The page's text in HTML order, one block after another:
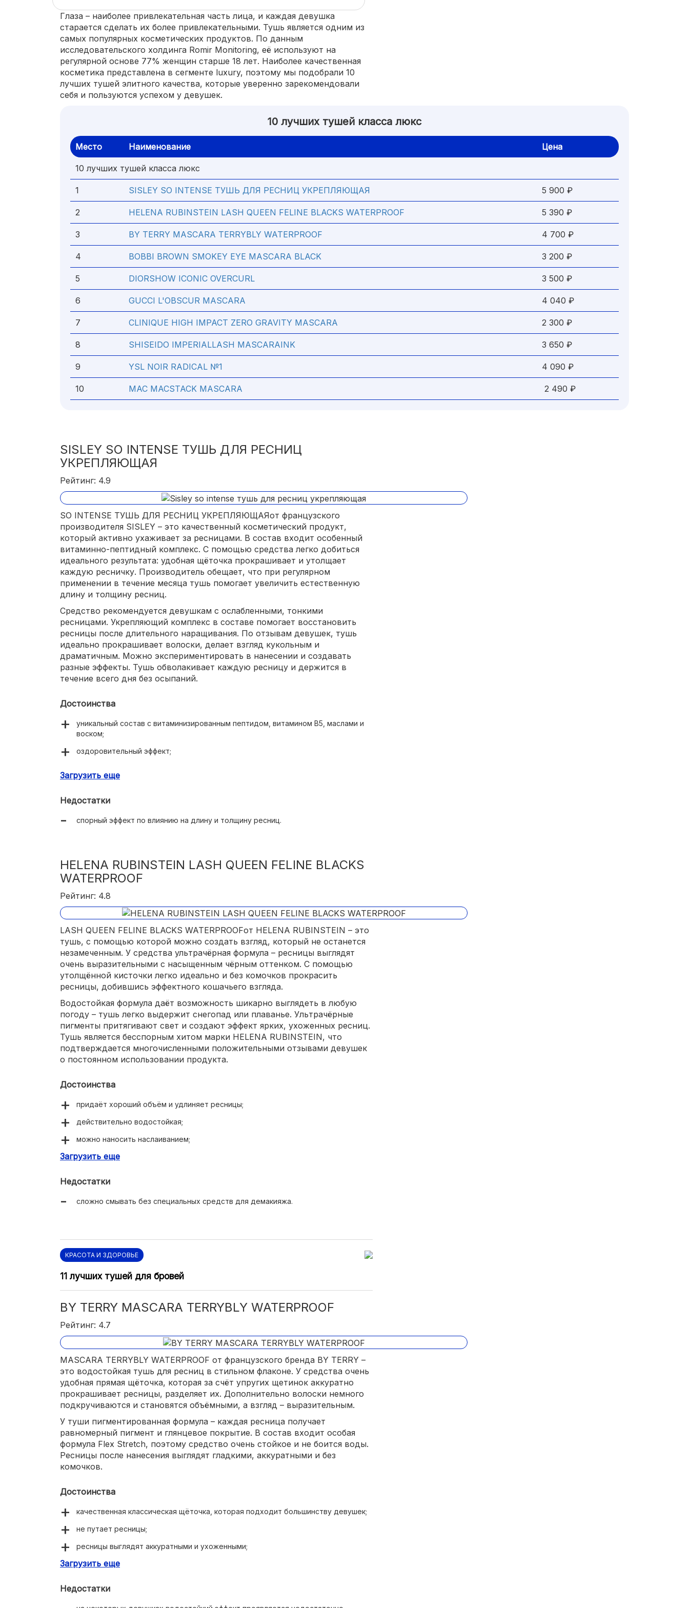
Глаза – наиболее привлекательная часть лица, и каждая девушка
старается сделать их более привлекательными. Тушь является одним из
самых популярных косметических продуктов. По данным
исследовательского холдинга Romir Monitoring, её используют на
регулярной основе 77% женщин старше 18 лет. Наиболее качественная
косметика представлена в сегменте luxury, поэтому мы подобрали 10
лучших тушей элитного качества, которые уверенно зарекомендовали
себя и пользуются успехом у девушек.
10 лучших тушей класса люкс
Место Наименование Цена
10 лучших тушей класса люкс
1 SISLEY SO INTENSE ТУШЬ ДЛЯ РЕСНИЦ УКРЕПЛЯЮЩАЯ 5 900 ₽
2 HELENA RUBINSTEIN LASH QUEEN FELINE BLACKS WATERPROOF 5 390 ₽
3 BY TERRY MASCARA TERRYBLY WATERPROOF 4 700 ₽
4 BOBBI BROWN SMOKEY EYE MASCARA BLACK 3 200 ₽
5 DIORSHOW ICONIC OVERCURL 3 500 ₽
6 GUCCI L'OBSCUR MASCARA 4 040 ₽
7 CLINIQUE HIGH IMPACT ZERO GRAVITY MASCARA 2 300 ₽
8 SHISEIDO IMPERIALLASH MASCARAINK 3 650 ₽
9 YSL NOIR RADICAL №1 4 090 ₽
10 MAC MACSTACK MASCARA 2 490 ₽
SISLEY SO INTENSE ТУШЬ ДЛЯ РЕСНИЦ
УКРЕПЛЯЮЩАЯ
Рейтинг: 4.9
SO INTENSE ТУШЬ ДЛЯ РЕСНИЦ УКРЕПЛЯЮЩАЯот французского
производителя SISLEY – это качественный косметический продукт,
который активно ухаживает за ресницами. В состав входит особенный
витаминно-пептидный комплекс. С помощью средства легко добиться
идеального результата: удобная щёточка прокрашивает и утолщает
каждую ресничку. Производитель обещает, что при регулярном
применении в течение месяца тушь помогает увеличить естественную
длину и толщину ресниц.
Средство рекомендуется девушкам с ослабленными, тонкими
ресницами. Укрепляющий комплекс в составе помогает восстановить
ресницы после длительного наращивания. По отзывам девушек, тушь
идеально прокрашивает волоски, делает взгляд кукольным и
драматичным. Можно экспериментировать в нанесении и создавать
разные эффекты. Тушь обволакивает каждую ресницу и держится в
течение всего дня без осыпаний.
Достоинства
уникальный состав с витаминизированным пептидом, витамином B5, маслами и
воском;
оздоровительный эффект;
Загрузить еще
Недостатки
спорный эффект по влиянию на длину и толщину ресниц.
HELENA RUBINSTEIN LASH QUEEN FELINE BLACKS
WATERPROOF
Рейтинг: 4.8
LASH QUEEN FELINE BLACKS WATERPROOFот HELENA RUBINSTEIN – это
тушь, с помощью которой можно создать взгляд, который не останется
незамеченным. У средства ультрачёрная формула – ресницы выглядят
очень выразительными с насыщенным чёрным оттенком. С помощью
утолщённой кисточки легко идеально и без комочков прокрасить
ресницы, добившись эффектного кошачьего взгляда.
Водостойкая формула даёт возможность шикарно выглядеть в любую
погоду – тушь легко выдержит снегопад или плаванье. Ультрачёрные
пигменты притягивают свет и создают эффект ярких, ухоженных ресниц.
Тушь является бесспорным хитом марки HELENA RUBINSTEIN, что
подтверждается многочисленными положительными отзывами девушек
о постоянном использовании продукта.
Достоинства
придаёт хороший объём и удлиняет ресницы;
действительно водостойкая;
можно наносить наслаиванием;
не осыпается;
Загрузить еще
Недостатки
сложно смывать без специальных средств для демакияжа.
КРАСОТА И ЗДОРОВЬЕ
11 лучших тушей для бровей
BY TERRY MASCARA TERRYBLY WATERPROOF
Рейтинг: 4.7
MASCARA TERRYBLY WATERPROOF от французского бренда BY TERRY –
это водостойкая тушь для ресниц в стильном флаконе. У средства очень
удобная прямая щёточка, которая за счёт упругих щетинок аккуратно
прокрашивает ресницы, разделяет их. Дополнительно волоски немного
подкручиваются и становятся объёмными, а взгляд – выразительным.
У туши пигментированная формула – каждая ресница получает
равномерный пигмент и глянцевое покрытие. В состав входит особая
формула Flex Stretch, поэтому средство очень стойкое и не боится воды.
Ресницы после нанесения выглядят гладкими, аккуратными и без
комочков.
Достоинства
качественная классическая щёточка, которая подходит большинству девушек;
не путает ресницы;
ресницы выглядят аккуратными и ухоженными;
красивая упаковка;
Загрузить еще
Недостатки